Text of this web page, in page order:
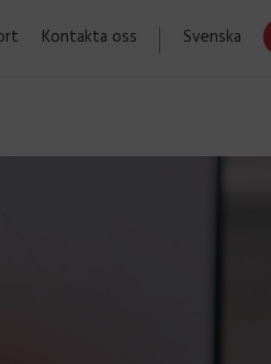
Kontakta oss Svenska